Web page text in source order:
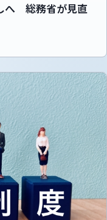
へ 総務省が見直